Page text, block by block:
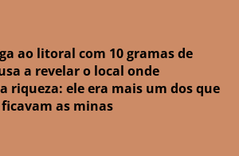
ao litoral com 10 gramas de
a revelar o local onde
riqueza: ele era mais um dos que
as minas